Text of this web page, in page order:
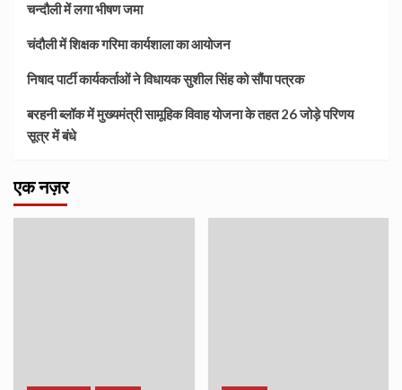
चन्दौली में लगा भीषण जमा
चंदौली में शिक्षक गरिमा कार्यशाला का आयोजन
निषाद पार्टी कार्यकर्ताओं ने विधायक सुशील सिंह को सौंपा पत्रक
बरहनी ब्लॉक में मुख्यमंत्री सामूहिक विवाह योजना के तहत 26 जोड़े परिणय
सूत्र में बंधे
एक नज़र